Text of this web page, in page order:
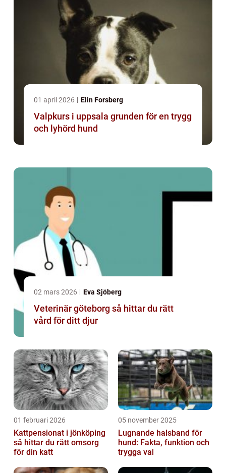
01 april 2026 Elin Forsberg
Valpkurs i uppsala grunden för en trygg
och lyhörd hund
02 mars 2026 Eva Sjöberg
Veterinär göteborg så hittar du rätt
vård för ditt djur
01 februari 2026
Kattpensionat i jönköping
så hittar du rätt omsorg
för din katt
05 november 2025
Lugnande halsband för
hund: Fakta, funktion och
trygga val